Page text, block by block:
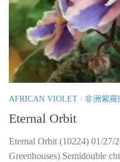
AFRICAN VIOLET / 非洲紫羅
Eternal Orbit
Eternal Orbit (10224) 01/27/
Greenhouses) Semidouble